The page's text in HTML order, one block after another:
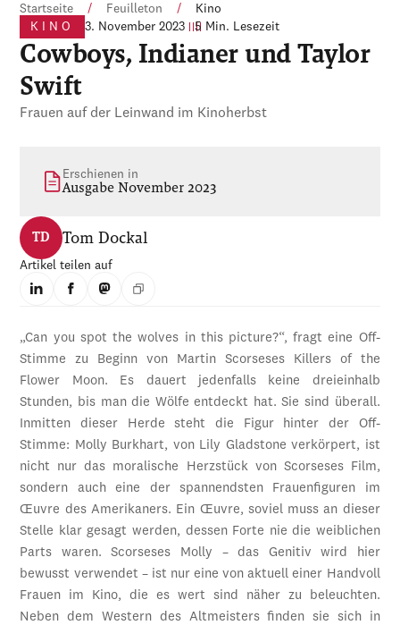
Startseite / Feuilleton /
Kino
KINO
3. November 2023 5 Min. Lesezeit
Cowboys, Indianer und Taylor
Swift
Frauen auf der Leinwand im Kinoherbst
Erschienen in
Ausgabe November 2023
TD Tom Dockal
Artikel teilen auf
„Can you spot the wolves in this picture?“, fragt eine Off-
Stimme zu Beginn von Martin Scorseses Killers of the
Flower Moon. Es dauert jedenfalls keine dreieinhalb
Stunden, bis man die Wölfe entdeckt hat. Sie sind überall.
Inmitten dieser Herde steht die Figur hinter der Off-
Stimme: Molly Burkhart, von Lily Gladstone verkörpert, ist
nicht nur das moralische Herzstück von Scorseses Film,
sondern auch eine der spannendsten Frauenfiguren im
Œuvre des Amerikaners. Ein Œuvre, soviel muss an dieser
Stelle klar gesagt werden, dessen Forte nie die weiblichen
Parts waren. Scorseses Molly – das Genitiv wird hier
bewusst verwendet – ist nur eine von aktuell einer Handvoll
Frauen im Kino, die es wert sind näher zu beleuchten.
Neben dem Western des Altmeisters finden sie sich in